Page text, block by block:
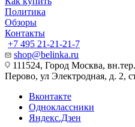
Политика
Обзоры
Контакты
+7 495 21-21-21-7
shop@belinka.ru
111524, Город Москва,
Перово, ул Электродная, д. 2,
Вконтакте
Одноклассники
Яндекс.Дзен